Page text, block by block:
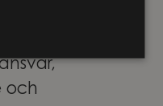
inom
och